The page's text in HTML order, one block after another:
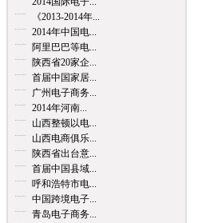
《2013-2014年...
2014年中国电...
阿里巴巴等电...
陕西省20家企...
首届中国家居...
广州电子商务...
2014年河南...
山西整顿以电...
山西电商俱乐...
陕西省出台意...
首届中国县域...
呼和浩特市电...
中国跨境电子...
青岛电子商务...